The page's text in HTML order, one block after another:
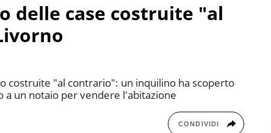
delle case costruite "al
costruite "al contrario": un inquilino ha scoperto
un notaio per vendere l'abitazione
CONDIVIDI